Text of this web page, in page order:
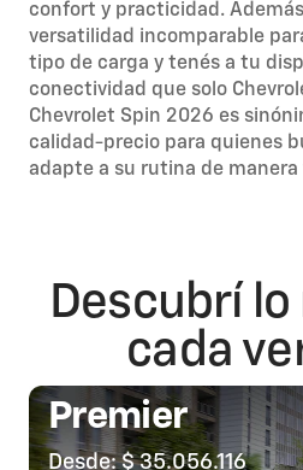
confort y practicidad.
versatilidad incomparable
tipo de carga y tenés a tu
conectividad que solo
Chevrolet Spin 2026 es
calidad-precio para quienes
adapte a su rutina de
Descubrí
cada
Premier
Desde: $ 35.056.116